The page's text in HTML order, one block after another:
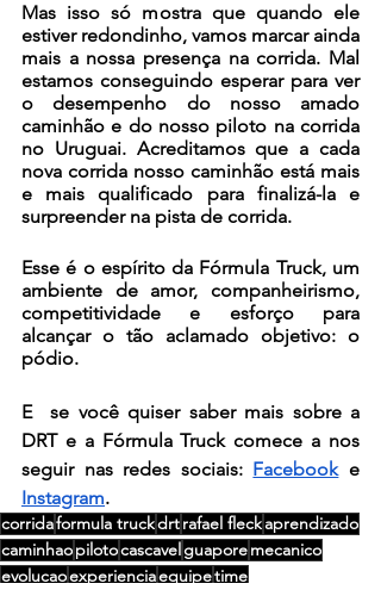
Mas isso só mostra que quando ele
estiver redondinho, vamos marcar ainda
mais a nossa presença na corrida. Mal
estamos conseguindo esperar para ver
o desempenho do nosso amado
caminhão e do nosso piloto na corrida
no Uruguai. Acreditamos que a cada
nova corrida nosso caminhão está mais
e mais qualificado para finalizá-la e
surpreender na pista de corrida.
Esse é o espírito da Fórmula Truck, um
ambiente de amor, companheirismo,
competitividade e esforço para
alcançar o tão aclamado objetivo: o
pódio.
E  se você quiser saber mais sobre a
DRT e a Fórmula Truck comece a nos
seguir nas redes sociais: Facebook
Instagram.
corridaformula truckdrtrafael fleckaprendizado
caminhaopilotocascavelguaporemecanico
evolucaoexperienciaequipetime